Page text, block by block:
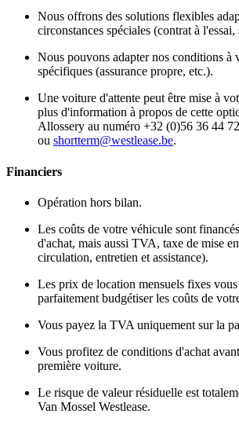
Nous offrons des solutions flexibles
circonstances spéciales (contrat à l'essai,
Nous pouvons adapter nos conditions à
spécifiques (assurance propre, etc.).
Une voiture d'attente peut être mise à
plus d'information à propos de cette
Allossery au numéro +32 (0)56 36 44 72
ou shortterm@westlease.be.
Financiers
Opération hors bilan.
Les coûts de votre véhicule sont
d'achat, mais aussi TVA, taxe de mise
circulation, entretien et assistance).
Les prix de location mensuels fixes
parfaitement budgétiser les coûts de
Vous payez la TVA uniquement sur la
Vous profitez de conditions d'achat
première voiture.
Le risque de valeur résiduelle est
Van Mossel Westlease.